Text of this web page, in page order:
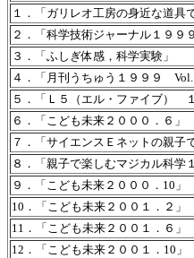
１．「ガリレオ工房の身近な道具
２．「科学技術ジャーナル１９９
３．「ふしぎ体感，科学実験」
４．「月刊うちゅう１９９９
５．「Ｌ５（エル・ファイブ）
６．「こども未来２０００．６」
７．「サイエンスＥネットの親子
８．「親子で楽しむマジカル科学
９．「こども未来２０００．10」
10．「こども未来２００１．２」
11．「こども未来２００１．６」
12．「こども未来２００１．10」